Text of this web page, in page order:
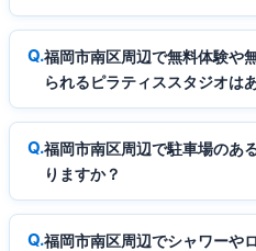
福岡市南区周辺で無料体験や
られるピラティススタジオは
福岡市南区周辺で駐車場のあ
りますか？
福岡市南区周辺でシャワーや